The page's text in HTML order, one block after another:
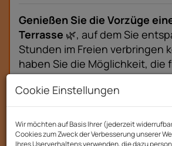
Genießen Sie die Vorzüge
Terrasse 🌿, auf dem Sie
Stunden im Freien verbringen
haben Sie die Möglichkeit, die
und die herrliche Aussicht auf
Natur 🌄 zu genießen, während
Freunden oder Familie eine
genießen.
Cookie Einstellungen
Wir möchten auf Basis Ihrer (jederzeit
Cookies zum Zweck der Verbesserung unserer